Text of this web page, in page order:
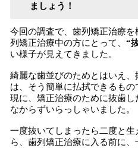
ましょう！
今回の調査で、歯列矯正治療
列矯正治療中の方にとって、 “
い様子が見えてきました。
綺麗な歯並びのためとはいえ
は、そう簡単に払拭できるもの
現に、矯正治療のために抜歯
なからずいらっしゃいました。
一度抜いてしまったら二度と
ら、歯列矯正治療に入る前に